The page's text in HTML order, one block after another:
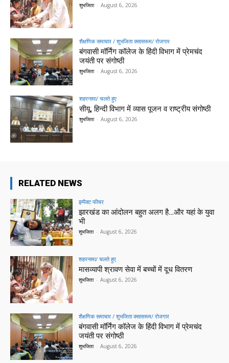
शुभजिता - August 6, 2026
शैक्षणिक समाचार / शुभजिता क्सासरूम/ रोजगार
बंगवासी मॉर्निंग कॉलेज के हिंदी विभाग में प्रेमचंद
जयंती पर संगोष्ठी
शुभजिता - August 6, 2026
शहरनामा/ चलते हुए
सीयू, हिन्दी विभाग में व्यास पूजन व राष्ट्रीय संगोष्ठी
शुभजिता - August 6, 2026
RELATED NEWS
इम्पैक्ट फीचर
झारखंड का आंदोलन बहुत अलग है…और यहां के युवा
भी
शुभजिता - August 6, 2026
शहरनामा/ चलते हुए
मासव्यापी श्रावण सेवा में बच्चों में दूध वितरण
शुभजिता - August 6, 2026
शैक्षणिक समाचार / शुभजिता क्सासरूम/ रोजगार
बंगवासी मॉर्निंग कॉलेज के हिंदी विभाग में प्रेमचंद
जयंती पर संगोष्ठी
शुभजिता - August 6, 2026